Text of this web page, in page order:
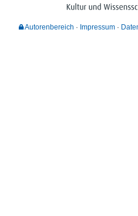
Autorenbereich Impressum